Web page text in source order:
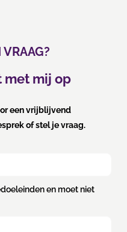
VRAAG?
met mij op
een vrijblijvend
of stel je vraag.
en moet niet